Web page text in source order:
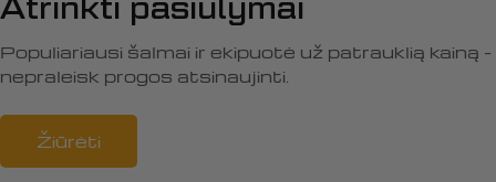
Atrinkti pasiūlymai
Populiariausi šalmai ir ekipuotė už patrauklią kainą -
nepraleisk progos atsinaujinti.
Žiūrėti